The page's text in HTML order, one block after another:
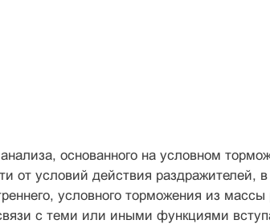
основанного на условном
от условий действия раздражителей,
условного торможения из
с теми или иными функциями